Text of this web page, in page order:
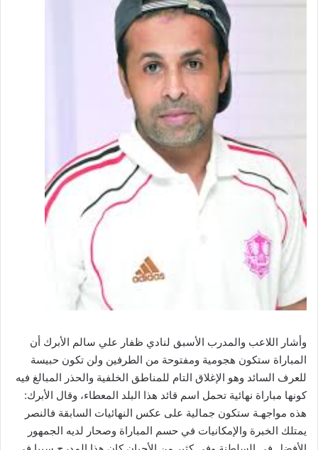
وأشار اللاعب والمدرب الأسبق لنادي ظفار علي سالم الأبرك أن
المباراة ستكون هجومية ومفتوحة من الطرفين ولن تكون حبيسة
للعرف السائد وهو الإغلاق التام للمناطق الخلفية والحذر المبالغ فيه
كونها مباراة نهائية تحمل اسم قائد هذا البلد المعطاء، وقال الأبرك:
هذه مواجهـة ستكون جمالية على عكس النهائيات السابقة فالنصر
يمتلك الخبرة والإمكانيات في حسم المباراة وصحار لديه الجمهور